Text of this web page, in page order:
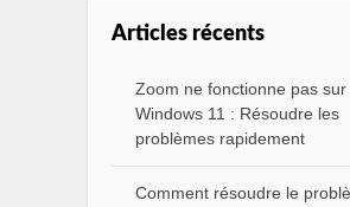
Articles récents
Zoom ne fonctionne pas sur
Windows 11 : Résoudre les
problèmes rapidement
Comment résoudre le